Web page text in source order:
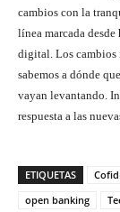
cambios con la
línea marcada
digital. Los cambios
sabemos a dónde
vayan levantando.
respuesta a las
ETIQUETAS
open banking